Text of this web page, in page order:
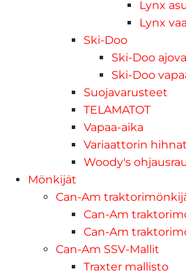
Lynx
Lynx
Ski-Doo
Ski-Doo
Ski-Doo
Suojavarusteet
TELAMATOT
Vapaa-aika
Variaattorin hihnat
Woody's
Mönkijät
Can-Am
Can-Am
Can-Am
Can-Am SSV-Mallit
Traxter mallisto